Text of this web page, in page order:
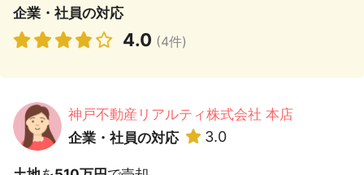
企業・社員の対応
4.0 (4件)
神戸不動産リアルティ株式会社 本店
企業・社員の対応
3.0